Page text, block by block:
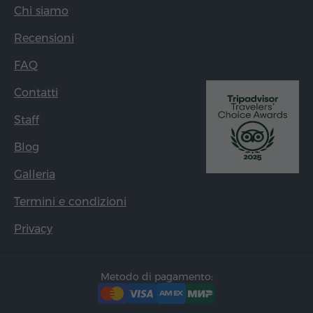
territories of Armenia through customer friendly
approaches and value added services.
With Regards & Love
Bobby Dhanapalan
Chi siamo
Recensioni
FAQ
Contatti
Staff
Blog
Galleria
Termini e condizioni
Privacy
Metodo di pagamento: